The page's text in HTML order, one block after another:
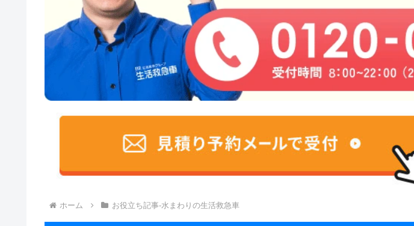
ホーム お役立ち記事-水まわりの生活救急車